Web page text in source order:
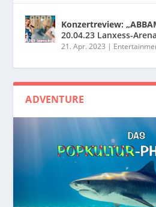
Konzertreview:
20.04.23 Lanxess-
21. Apr. 2023 |
ADVENTURE